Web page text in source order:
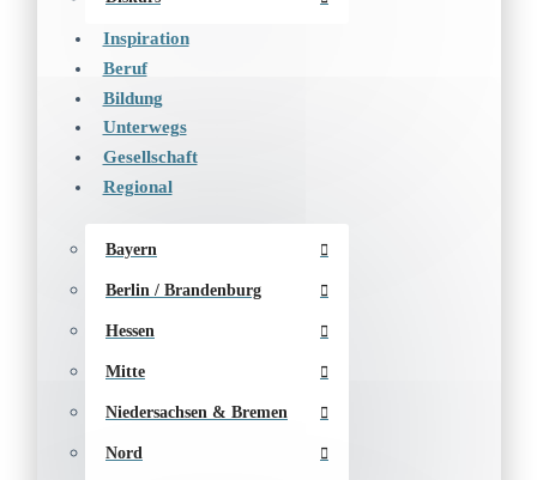
Inspiration
Beruf
Bildung
Unterwegs
Gesellschaft
Regional
Bayern
Berlin / Brandenburg
Hessen
Mitte
Niedersachsen & Bremen
Nord